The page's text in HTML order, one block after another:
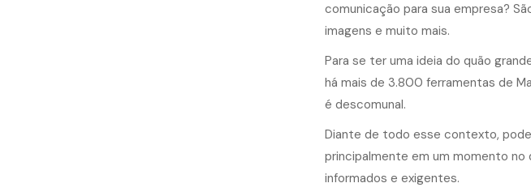
comunicação para sua empresa?
imagens e muito mais.
Para se ter uma ideia do quão
há mais de 3.800 ferramentas de
é descomunal.
Diante de todo esse contexto,
principalmente em um momento no
informados e exigentes.